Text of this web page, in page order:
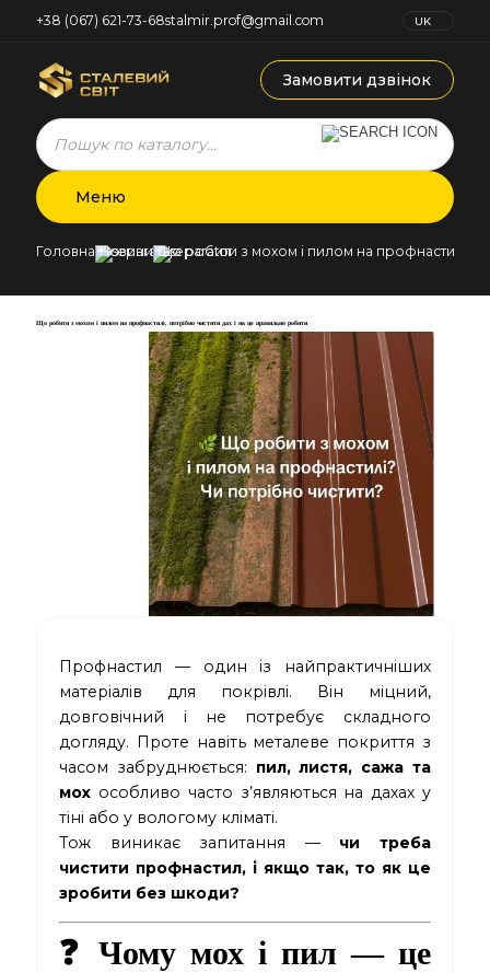
+38 (067) 621-73-68stalmir.prof@gmail.com
UK
Замовити дзвінок
Products
search
Меню
Головна Новини Що робити з мохом і пилом на профнастилі,
Що робити з мохом і пилом на профнастилі, потрібно чистити дах і як це правильно робити
Профнастил — один із найпрактичніших
матеріалів для покрівлі. Він міцний,
довговічний і не потребує складного
догляду. Проте навіть металеве покриття з
часом забруднюється: пил, листя, сажа та
мох особливо часто з’являються на дахах у
тіні або у вологому кліматі.
Тож виникає запитання — чи треба
чистити профнастил, і якщо так, то як це
зробити без шкоди?
❓ Чому мох і пил — це